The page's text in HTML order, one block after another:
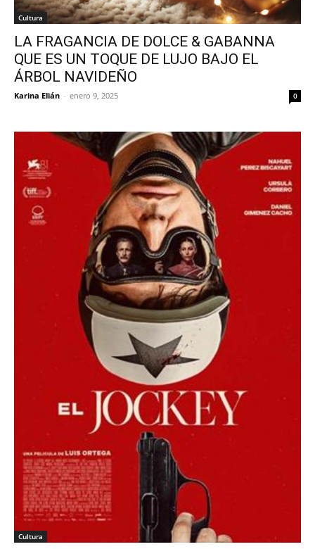
Cultura
LA FRAGANCIA DE DOLCE & GABANNA
QUE ES UN TOQUE DE LUJO BAJO EL
ÁRBOL NAVIDEÑO
Karina Elián - enero 9, 2025 0
Cultura